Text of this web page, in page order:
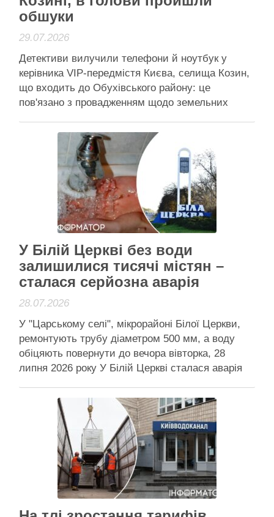
обшуки
29.07.2026
Детективи вилучили телефони й ноутбук у
керівника VIP-передмістя Києва, селища Козин,
що входить до Обухівського району: це
пов'язано з провадженням щодо земельних
Гартіка: "трусили" через земельну справу
Національне антикорупційне бюро розслідує
заволодіння землею у Козині на Київщині за
заниженою вартістю, а у Козинського селищного
Читати даліАктивісти району
У Білій Церкві без води
залишилися тисячі містян –
сталася серйозна аварія
28.07.2026
У "Царському селі", мікрорайоні Білої Церкви,
ремонтують трубу діаметром 500 мм, а воду
обіцяють повернути до вечора вівторка, 28
липня 2026 року У Білій Церкві сталася аварія
буде до вечора 28 липня У Білій Церкві 28 липня
тисячі мешканців мікрорайону “Царське село” …
Читати далі
Активісти району